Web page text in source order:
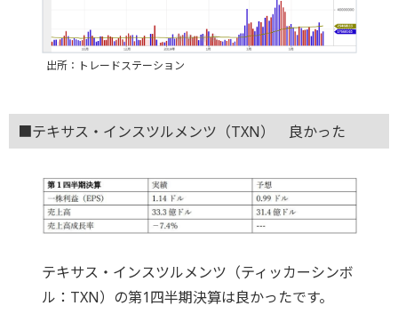
出所：トレードステーション
■テキサス・インスツルメンツ（TXN） 良かった
テキサス・インスツルメンツ（ティッカーシンボ
ル：TXN）の第1四半期決算は良かったです。